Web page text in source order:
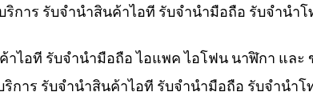
ริการ รับจำนำสินค้าไอที รับจำนำมือถือ รับจำนำ
ไอที รับจำนำมือถือ ไอแพค ไอโฟน นาฬิกา และ
การ รับจำนำสินค้าไอที รับจำนำมือถือ รับจำนำ